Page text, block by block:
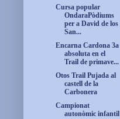
Cursa popular
OndaraPòdiums
per a David de los
San...
Encarna Cardona 3a
absoluta en el
Trail de primave...
Otos Trail Pujada al
castell de la
Carbonera
Campionat
autonòmic infantil